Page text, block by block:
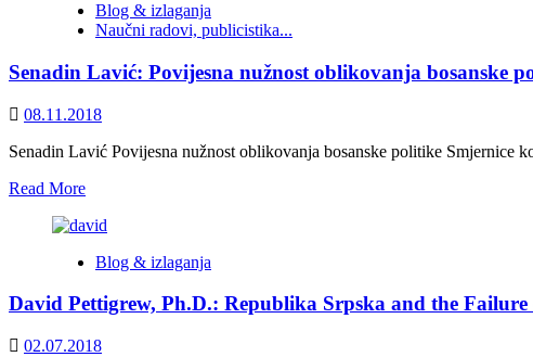
Pettigrew:
The
of
Srpska,”
a
violence,”
it
that
territory
be
Blog & izlaganja
Naučni radovi, publicistika...
Senadin Lavić: Povijesna nužnost oblikovanja bosanske
08.11.2018
Senadin Lavić Povijesna nužnost oblikovanja bosanske politike
Read MoreRead
about
Lavić:
nužnost
bosanske
Blog & izlaganja
David Pettigrew, Ph.D.: Republika Srpska and the Failure
02.07.2018